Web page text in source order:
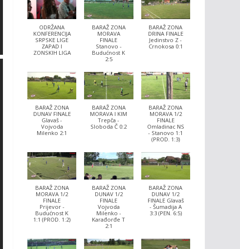
ODRŽANA
KONFERENCIJA
SRPSKE LIGE
ZAPAD I
ZONSKIH LIGA
BARAŽ ZONA
MORAVA
FINALE
Stanovo -
Budućnost K
2:5
BARAŽ ZONA
DRINA FINALE
Jedinstvo Z -
Crnokosa 0:1
BARAŽ ZONA
DUNAV FINALE
Glavaš -
Vojvoda
Milenko 2:1
BARAŽ ZONA
MORAVA I KIM
Trepča -
Sloboda Č 0:2
BARAŽ ZONA
MORAVA 1/2
FINALE
Omladinac NS
- Stanovo 1:1
(PROD. 1:3)
BARAŽ ZONA
MORAVA 1/2
FINALE
Prijevor -
Budućnost K
1:1 (PROD. 1:2)
BARAŽ ZONA
DUNAV 1/2
FINALE
Vojvoda
Milenko -
Karađorđe T
2:1
BARAŽ ZONA
DUNAV 1/2
FINALE Glavaš
- Šumadija A
3:3 (PEN. 6:5)